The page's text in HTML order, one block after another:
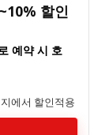
할인
예약 시 호
에서 할인적용